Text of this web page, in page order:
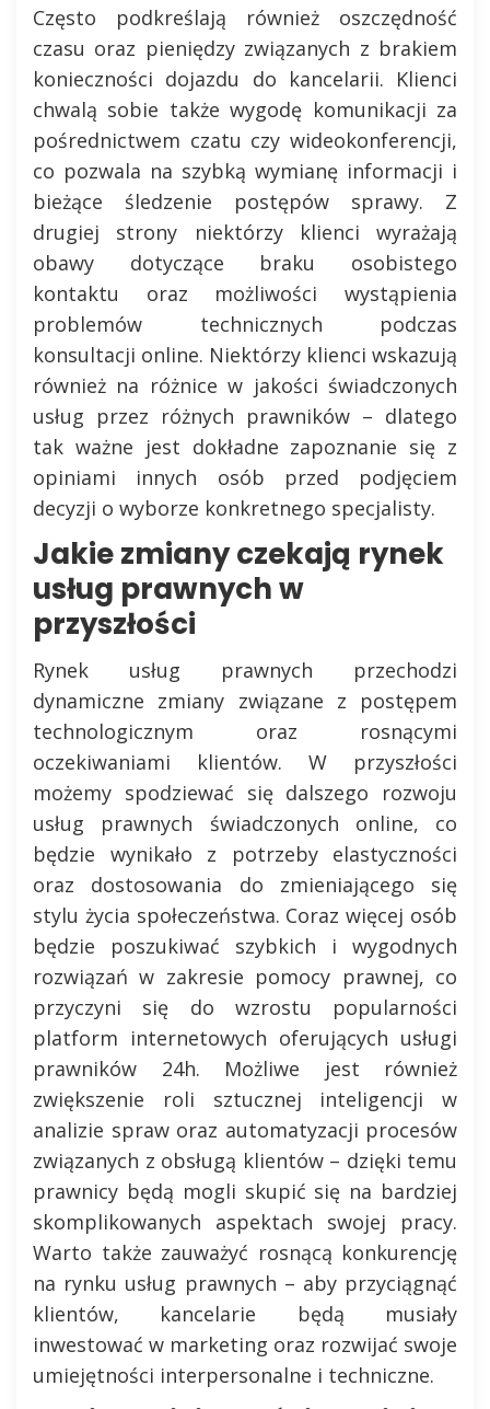
Często podkreślają również oszczędność
czasu oraz pieniędzy związanych z brakiem
konieczności dojazdu do kancelarii. Klienci
chwalą sobie także wygodę komunikacji za
pośrednictwem czatu czy wideokonferencji,
co pozwala na szybką wymianę informacji i
bieżące śledzenie postępów sprawy. Z
drugiej strony niektórzy klienci wyrażają
obawy dotyczące braku osobistego
kontaktu oraz możliwości wystąpienia
problemów technicznych podczas
konsultacji online. Niektórzy klienci wskazują
również na różnice w jakości świadczonych
usług przez różnych prawników – dlatego
tak ważne jest dokładne zapoznanie się z
opiniami innych osób przed podjęciem
decyzji o wyborze konkretnego specjalisty.
Jakie zmiany czekają rynek
usług prawnych w
przyszłości
Rynek usług prawnych przechodzi
dynamiczne zmiany związane z postępem
technologicznym oraz rosnącymi
oczekiwaniami klientów. W przyszłości
możemy spodziewać się dalszego rozwoju
usług prawnych świadczonych online, co
będzie wynikało z potrzeby elastyczności
oraz dostosowania do zmieniającego się
stylu życia społeczeństwa. Coraz więcej osób
będzie poszukiwać szybkich i wygodnych
rozwiązań w zakresie pomocy prawnej, co
przyczyni się do wzrostu popularności
platform internetowych oferujących usługi
prawników 24h. Możliwe jest również
zwiększenie roli sztucznej inteligencji w
analizie spraw oraz automatyzacji procesów
związanych z obsługą klientów – dzięki temu
prawnicy będą mogli skupić się na bardziej
skomplikowanych aspektach swojej pracy.
Warto także zauważyć rosnącą konkurencję
na rynku usług prawnych – aby przyciągnąć
klientów, kancelarie będą musiały
inwestować w marketing oraz rozwijać swoje
umiejętności interpersonalne i techniczne.